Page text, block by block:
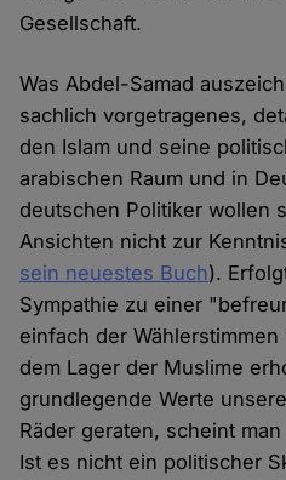
Gesellschaft.
Was Abdel-Samad
sachlich vorgetragenes,
den Islam und seine
arabischen Raum und in
deutschen Politiker wollen
Ansichten nicht zur
sein neuestes Buch).
Sympathie zu einer
einfach der
dem Lager der Muslime
grundlegende Werte
Räder geraten, scheint
Ist es nicht ein politischer